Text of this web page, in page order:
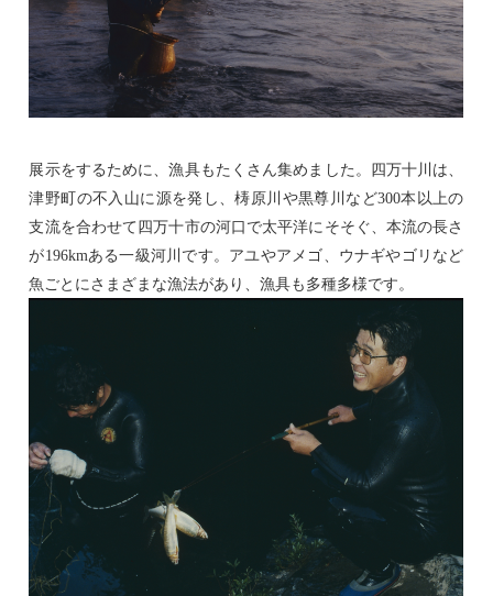
展示をするために、漁具もたくさん集めました。四万十川は、
津野町の不入山に源を発し、梼原川や黒尊川など300本以上の
支流を合わせて四万十市の河口で太平洋にそそぐ、本流の長さ
が196kmある一級河川です。アユやアメゴ、ウナギやゴリなど
魚ごとにさまざまな漁法があり、漁具も多種多様です。